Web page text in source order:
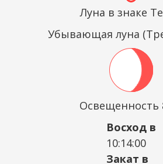
Луна в знаке
Убывающая луна
Освещенность
Восход в
10:14:00
Закат в